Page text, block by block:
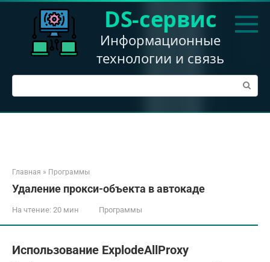
Перейти
DS-сервис
Информационные
технологии и связь
Поиск:
Главная » Программы
Удаление прокси-объекта в автокаде
На чтение: 20 мин Программы
Использование ExplodeAllProxy